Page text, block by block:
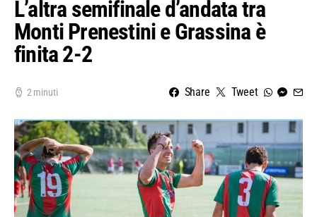
L’altra semifinale d’andata tra
Monti Prenestini e Grassina è
finita 2-2
2 minuti Share Tweet